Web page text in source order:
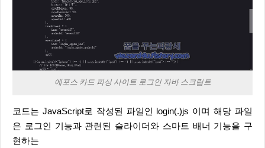
에포스 카드 피싱 사이트 로그인 자바 스크립트
코드는 JavaScript로 작성된 파일인 login(.)js 이며 해당 파일
은 로그인 기능과 관련된 슬라이더와 스마트 배너 기능을 구
현하는